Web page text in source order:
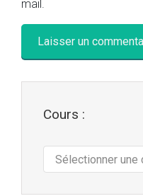
mail.
Cours :